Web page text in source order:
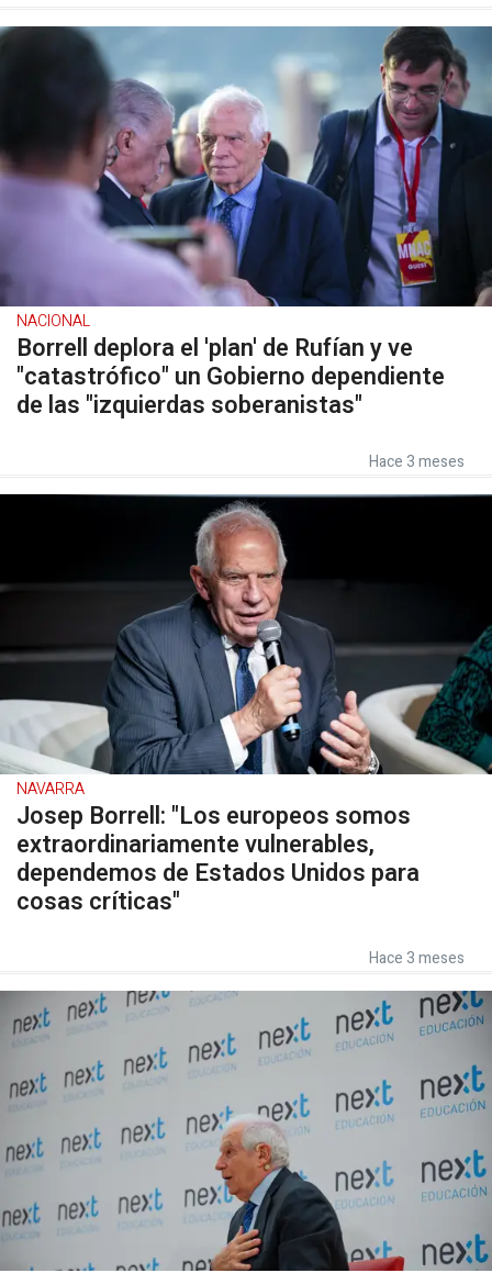
NACIONAL
Borrell deplora el 'plan' de Rufían y ve
"catastrófico" un Gobierno dependiente
de las "izquierdas soberanistas"
Hace 3 meses
NAVARRA
Josep Borrell: "Los europeos somos
extraordinariamente vulnerables,
dependemos de Estados Unidos para
cosas críticas"
Hace 3 meses